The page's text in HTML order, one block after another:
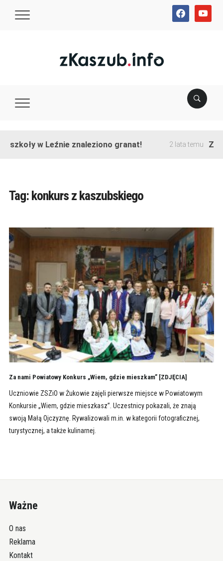
facebookyoutube
szkoły w Leźnie znaleziono granat! 2 lata temu
Tag: konkurs z kaszubskiego
Za nami Powiatowy Konkurs „Wiem, gdzie mieszkam” [ZDJĘCIA]
Uczniowie ZSZiO w Żukowie zajęli pierwsze miejsce w Powiatowym
Konkursie „Wiem, gdzie mieszkasz”. Uczestnicy pokazali, że znają
swoją Małą Ojczyznę. Rywalizowali m.in. w kategorii fotograficznej,
turystycznej, a także kulinarnej.
Ważne
O nas
Reklama
Kontakt